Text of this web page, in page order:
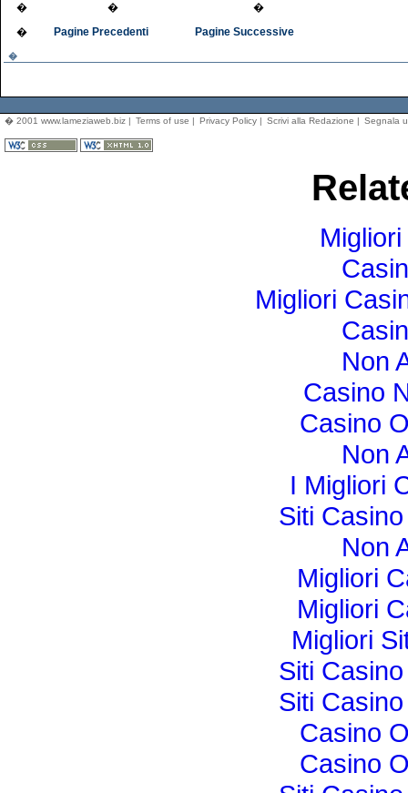
�
�
�
�
Pagine Precedenti Pagine Successive
�
� 2001 www.lameziaweb.biz | Terms of use | Privacy Policy | Scrivi alla Redazione | Segnala
Migliori
Non
Casino
Casino
Non
I Migliori
Siti
Non
Migliori
Migliori
Migliori
Siti
Siti
Casino
Casino